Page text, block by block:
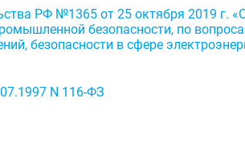
РФ №1365 от 25 октября 2019 г.
безопасности, по
безопасности в сфере
N 116-ФЗ